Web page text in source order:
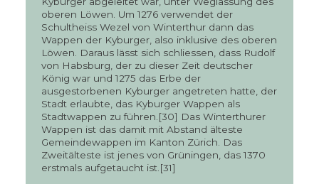
oberen Löwen. Um 1276 verwendet der
Schultheiss Wezel von Winterthur dann das
Wappen der Kyburger, also inklusive des oberen
Löwen. Daraus lässt sich schliessen, dass Rudolf
von Habsburg, der zu dieser Zeit deutscher
König war und 1275 das Erbe der
ausgestorbenen Kyburger angetreten hatte, der
Stadt erlaubte, das Kyburger Wappen als
Stadtwappen zu führen.[30] Das Winterthurer
Wappen ist das damit mit Abstand älteste
Gemeindewappen im Kanton Zürich. Das
Zweitälteste ist jenes von Grüningen, das 1370
erstmals aufgetaucht ist.[31]